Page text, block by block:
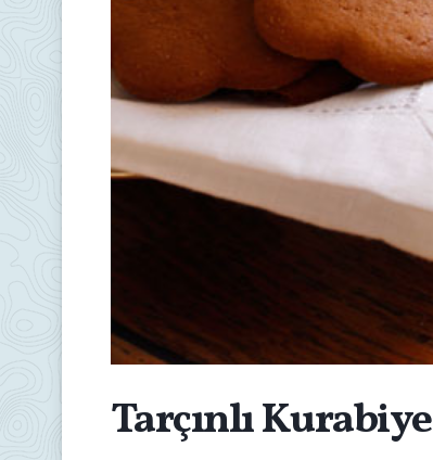
Tarçınlı Kurabiye